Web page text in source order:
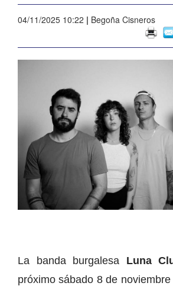
04/11/2025 10:22 | Begoña Cisneros
La banda burgalesa Luna
próximo sábado 8 de